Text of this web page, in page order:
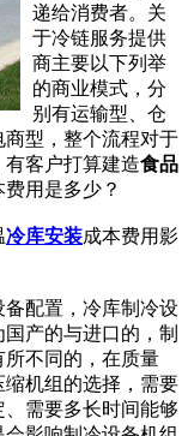
递给消费者。关
于冷链服务提供
商主要以下列举
的商业模式，分
别有运输型、仓
型，整个流程对于
客户打算建造食品
费用是多少？
冷库安装成本费用影
备配置，冷库制冷设
产的与进口的，制
不同的，在质量
缩机组的选择，需要
需要多长时间能够